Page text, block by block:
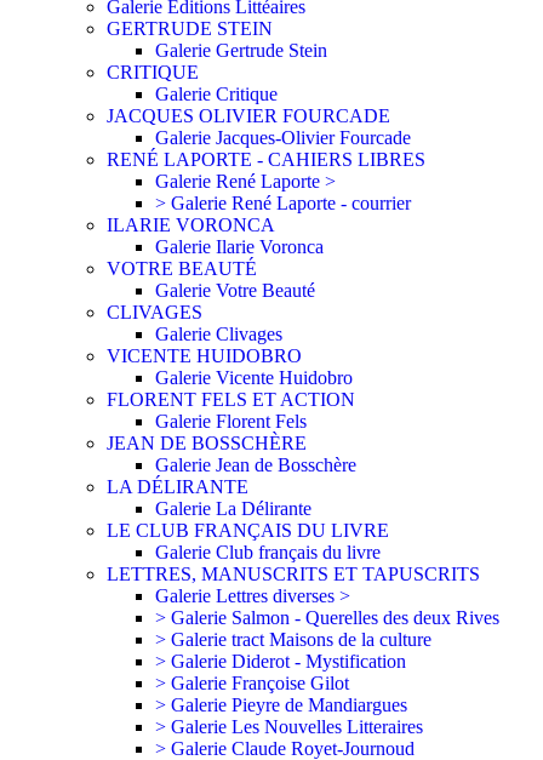
Galerie Éditions Littéaires
GERTRUDE STEIN
Galerie Gertrude Stein
CRITIQUE
Galerie Critique
JACQUES OLIVIER FOURCADE
Galerie Jacques-Olivier Fourcade
RENÉ LAPORTE - CAHIERS LIBRES
Galerie René Laporte >
> Galerie René Laporte - courrier
ILARIE VORONCA
Galerie Ilarie Voronca
VOTRE BEAUTÉ
Galerie Votre Beauté
CLIVAGES
Galerie Clivages
VICENTE HUIDOBRO
Galerie Vicente Huidobro
FLORENT FELS ET ACTION
Galerie Florent Fels
JEAN DE BOSSCHÈRE
Galerie Jean de Bosschère
LA DÉLIRANTE
Galerie La Délirante
LE CLUB FRANÇAIS DU LIVRE
Galerie Club français du livre
LETTRES, MANUSCRITS ET TAPUSCRITS
Galerie Lettres diverses >
> Galerie Salmon - Querelles des deux Rives
> Galerie tract Maisons de la culture
> Galerie Diderot - Mystification
> Galerie Françoise Gilot
> Galerie Pieyre de Mandiargues
> Galerie Les Nouvelles Litteraires
> Galerie Claude Royet-Journoud